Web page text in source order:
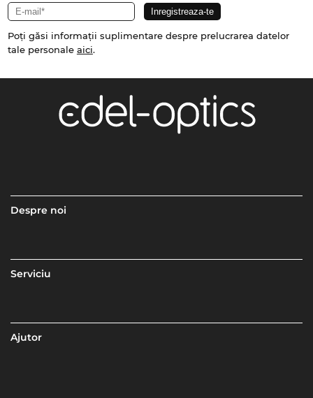
Poți găsi informații suplimentare despre prelucrarea datelor
tale personale aici.
Despre noi
Serviciu
Ajutor